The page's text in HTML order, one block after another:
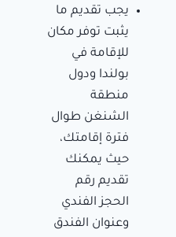
يجب تقديم ما
يثبت توفر مكان
للإقامة في
بولندا ودول
منطقة
الشنغن طوال
فترة إقامتك،
حيث يمكنك
تقديم رقم
الحجز الفندي
وعنوان الفندق